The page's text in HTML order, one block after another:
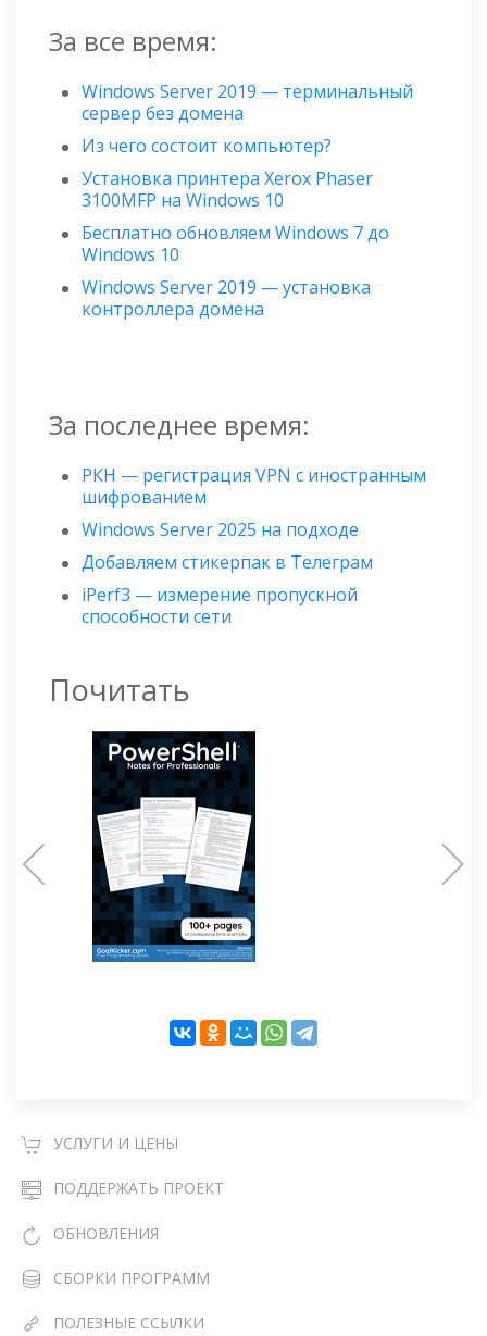
За все время:
Windows Server 2019 — терминальный
сервер без домена
Из чего состоит компьютер?
Установка принтера Xerox Phaser
3100MFP на Windows 10
Бесплатно обновляем Windows 7 до
Windows 10
Windows Server 2019 — установка
контроллера домена
За последнее время:
РКН — регистрация VPN с иностранным
шифрованием
Windows Server 2025 на подходе
Добавляем стикерпак в Телеграм
iPerf3 — измерение пропускной
способности сети
Почитать
УСЛУГИ И ЦЕНЫ
ПОДДЕРЖАТЬ ПРОЕКТ
ОБНОВЛЕНИЯ
СБОРКИ ПРОГРАММ
ПОЛЕЗНЫЕ ССЫЛКИ